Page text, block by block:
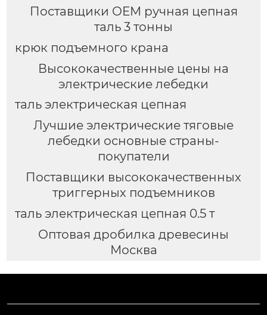
Поставщики OEM ручная цепная
таль 3 тонны
крюк подъемного крана
Высококачественные цены на
электрические лебедки
таль электрическая цепная
Лучшие электрические тяговые
лебедки основные страны-
покупатели
Поставщики высококачественных
триггерных подъемников
таль электрическая цепная 0.5 т
Оптовая дробилка древесины
Москва